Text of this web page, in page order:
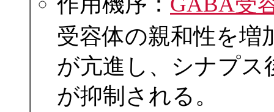
受容体の親和性を増
が亢進し、シナプス
が抑制される。